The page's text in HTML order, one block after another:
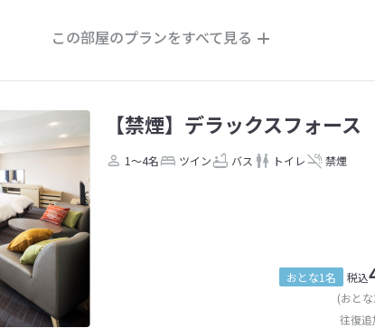
この部屋のプランをすべて見る
【禁煙】デラックスフォース
1～4名 ツイン バス トイレ 禁煙
おとな1名 税込
(おと
往復